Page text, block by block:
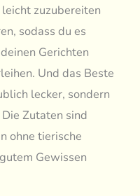
zuzubereiten
sodass du es
Gerichten
Und das Beste
lecker, sondern
Zutaten sind
ohne tierische
Gewissen